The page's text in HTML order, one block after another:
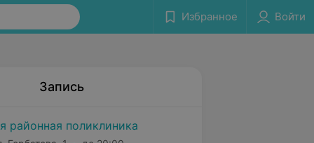
Избранное Войти
Запись
районная поликлиника